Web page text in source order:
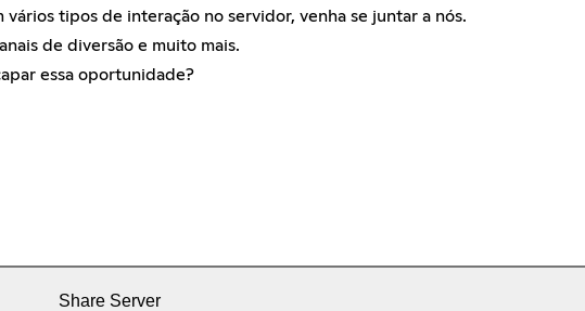
tipos de interação no servidor, venha se juntar a nós.
de diversão e muito mais.
essa oportunidade?
Share Server